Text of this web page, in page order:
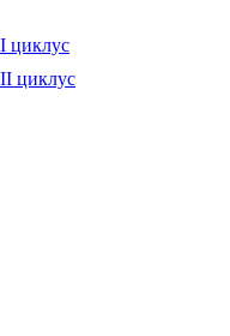
циклус
циклус